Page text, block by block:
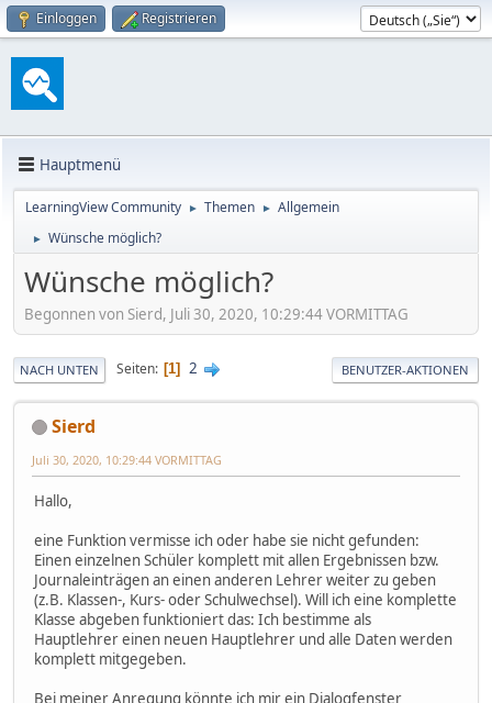
Einloggen Registrieren
Hauptmenü
LearningView Community ► Themen ► Allgemein
► Wünsche möglich?
Wünsche möglich?
Begonnen von Sierd, Juli 30, 2020, 10:29:44 VORMITTAG
NACH UNTEN Seiten 1 2 BENUTZER-AKTIONEN
Sierd
Juli 30, 2020, 10:29:44 VORMITTAG
Hallo,
eine Funktion vermisse ich oder habe sie nicht gefunden:
Einen einzelnen Schüler komplett mit allen Ergebnissen bzw.
Journaleinträgen an einen anderen Lehrer weiter zu geben
(z.B. Klassen-, Kurs- oder Schulwechsel). Will ich eine komplette
Klasse abgeben funktioniert das: Ich bestimme als
Hauptlehrer einen neuen Hauptlehrer und alle Daten werden
komplett mitgegeben.
Bei meiner Anregung könnte ich mir ein Dialogfenster